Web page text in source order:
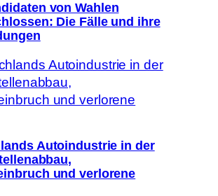
von Wahlen
Die Fälle und ihre
Autoindustrie in der
und verlorene